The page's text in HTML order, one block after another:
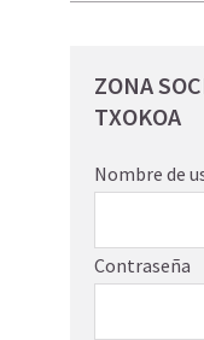
ZONA
TXOKOA
Nombre de
Contraseña